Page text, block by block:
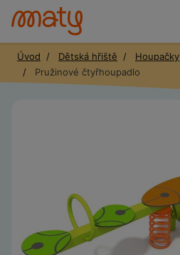
Úvod Dětská hřiště Houpačky
Pružinové čtyřhoupadlo